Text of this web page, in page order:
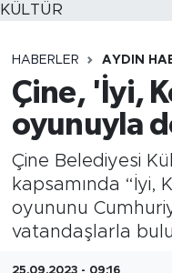
KÜLTÜR
HABERLER AYDIN
Çine, 'İyi,
oyunuyla
Çine Belediyesi
kapsamında “İyi,
oyununu
vatandaşlarla